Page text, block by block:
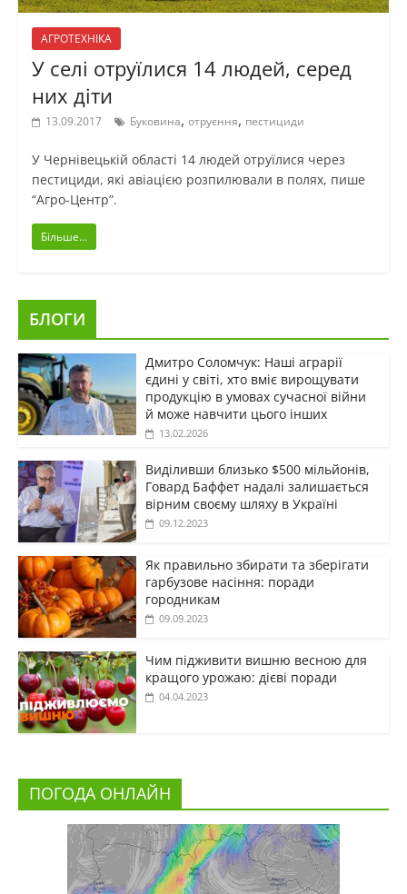
АГРОТЕХНІКА
У селі отруїлися 14 людей, серед
них діти
13.09.2017 Буковина, отруєння, пестициди
У Чернівецькій області 14 людей отруїлися через
пестициди, які авіацією розпилювали в полях, пише
“Агро-Центр”.
Більше...
БЛОГИ
Дмитро Соломчук: Наші аграрії
єдині у світі, хто вміє вирощувати
продукцію в умовах сучасної війни
й може навчити цього інших
13.02.2026
Виділивши близько $500 мільйонів,
Говард Баффет надалі залишається
вірним своєму шляху в Україні
09.12.2023
Як правильно збирати та зберігати
гарбузове насіння: поради
городникам
09.09.2023
Чим підживити вишню весною для
кращого урожаю: дієві поради
04.04.2023
ПОГОДА ОНЛАЙН